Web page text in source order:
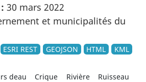
30 mars 2022
et municipalités du
ESRI REST GEOJSON HTML
KML
deau Crique Rivière
Ruisseau